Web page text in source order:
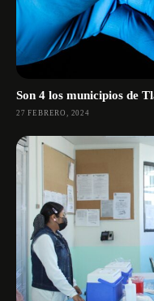
Son 4 los municipios de
27 FEBRERO, 2024